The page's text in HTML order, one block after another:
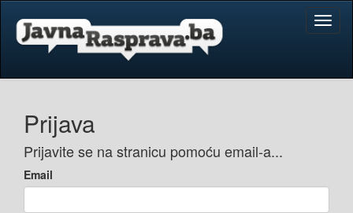
Prijava
Prijavite se na stranicu pomoću email-a...
Email